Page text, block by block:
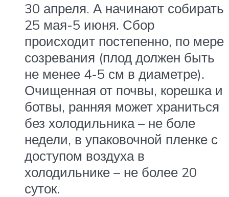
30 апреля. А начинают собирать
25 мая-5 июня. Сбор
происходит постепенно, по мере
созревания (плод должен быть
не менее 4-5 см в диаметре).
Очищенная от почвы, корешка и
ботвы, ранняя может храниться
без холодильника – не боле
недели, в упаковочной пленке с
доступом воздуха в
холодильнике – не более 20
суток.